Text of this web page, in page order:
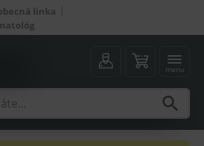
linka
menu